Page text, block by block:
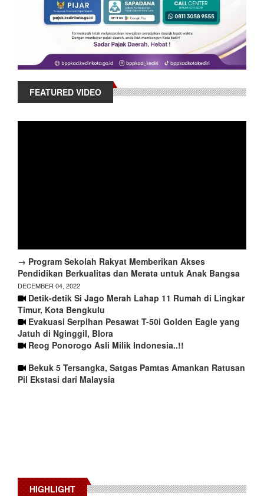
FEATURED VIDEO
→ Program Sekolah Rakyat Memberikan Akses
Pendidikan Berkualitas dan Merata untuk Anak Bangsa
DECEMBER 04, 2022
Detik-detik Si Jago Merah Lahap 11 Rumah di Lingkar
Timur, Kota Bengkulu
Evakuasi Serpihan Pesawat T-50i Golden Eagle yang
Jatuh di Nginggil, Blora
Reog Ponorogo Asli Milik Indonesia..!!
Bekuk 5 Tersangka, Satgas Pamtas Amankan Ratusan
Pil Ekstasi dari Malaysia
HIGHLIGHT